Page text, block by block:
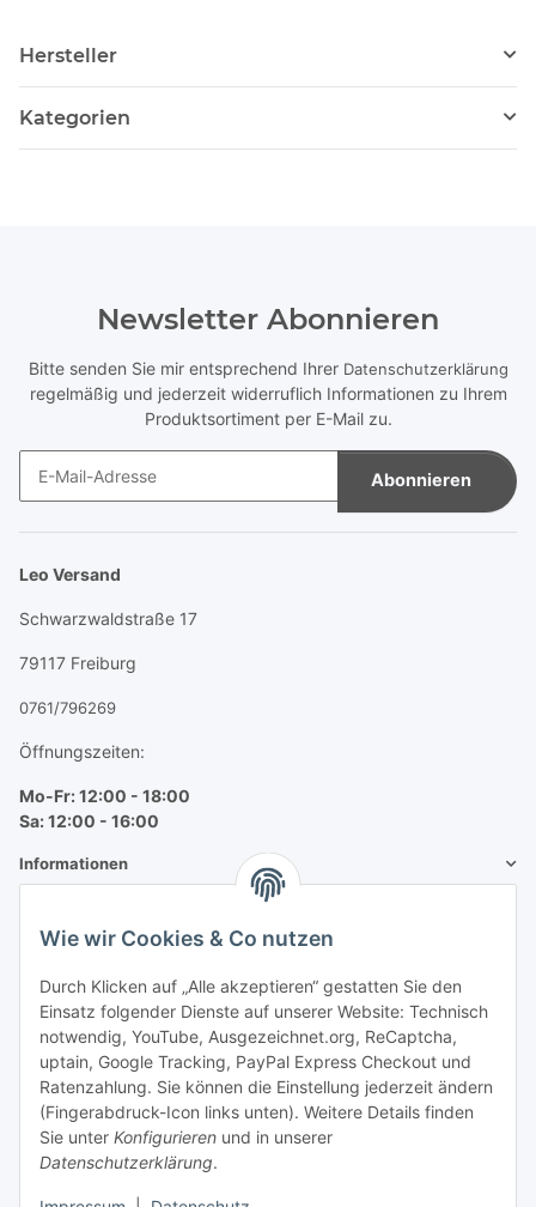
Wie wir Cookies & Co nutzen
Durch Klicken auf „Alle akzeptieren“ gestatten Sie den
Einsatz folgender Dienste auf unserer Website: Technisch
notwendig, YouTube, Ausgezeichnet.org, ReCaptcha,
uptain, Google Tracking, PayPal Express Checkout und
Ratenzahlung. Sie können die Einstellung jederzeit ändern
(Fingerabdruck-Icon links unten). Weitere Details finden
Sie unter Konfigurieren und in unserer
Datenschutzerklärung.
Hersteller
Kategorien
Newsletter Abonnieren
Bitte senden Sie mir entsprechend Ihrer Datenschutzerklärung
regelmäßig und jederzeit widerruflich Informationen zu Ihrem
Produktsortiment per E-Mail zu.
Abonnieren
Leo Versand
Schwarzwaldstraße 17
79117 Freiburg
0761/796269
Öffnungszeiten:
Mo-Fr: 12:00 - 18:00
Sa: 12:00 - 16:00
Informationen
Mehr über
Bequem zahlen